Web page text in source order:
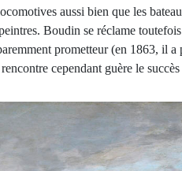
aussi bien que les
Boudin se réclame
prometteur (en 1863, il
cependant guère le succès